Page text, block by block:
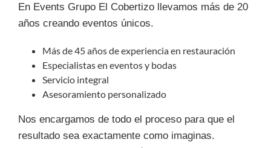
En Events Grupo El Cobertizo llevamos más de 20
años creando eventos únicos.
Más de 45 años de experiencia en restauración
Especialistas en eventos y bodas
Servicio integral
Asesoramiento personalizado
Nos encargamos de todo el proceso para que el
resultado sea exactamente como imaginas.